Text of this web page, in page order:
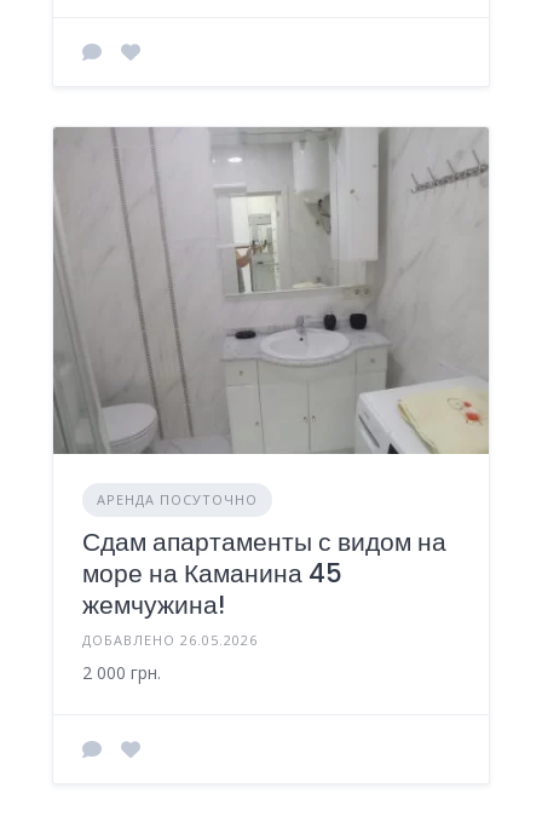
АРЕНДА ПОСУТОЧНО
Сдам апартаменты с видом на
море на Каманина 45
жемчужина!
ДОБАВЛЕНО 26.05.2026
2 000 грн.